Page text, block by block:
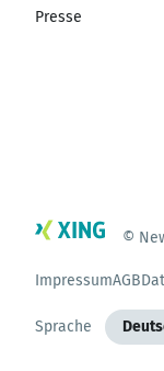
Presse
©
ImpressumAGB
Sprache